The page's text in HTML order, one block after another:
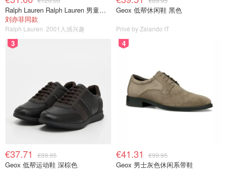
Ralph Lauren Ralph Lauren 男童亚麻衬衫
刘亦菲同款
Ralph Lauren 2001人感兴趣
Geox 低帮休闲鞋 黑色
Privé by Zalando IT
3
€37.71 €89.95
Geox 低帮运动鞋 深棕色
4
€41.31 €99.95
Geox 男士灰色休闲系带鞋